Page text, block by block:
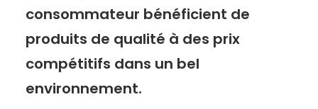
consommateur bénéficient de
produits de qualité à des prix
compétitifs dans un bel
environnement.